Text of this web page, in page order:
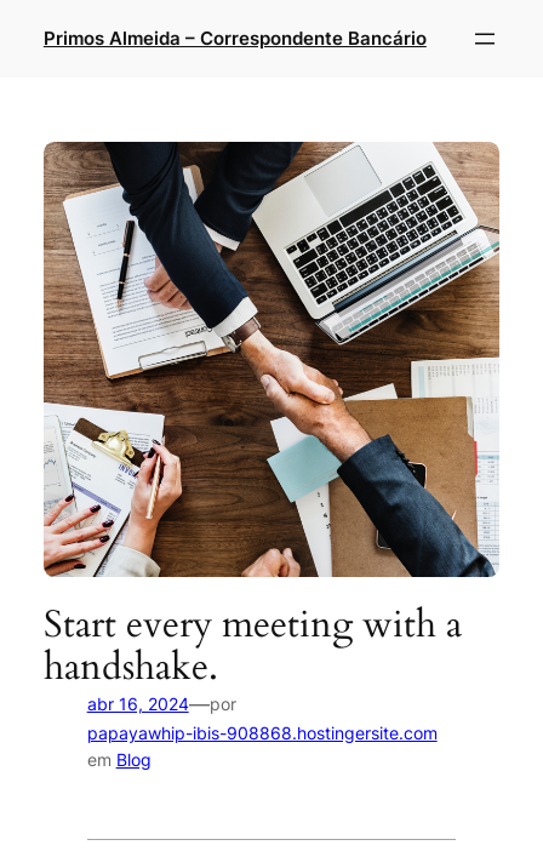
Primos Almeida – Correspondente Bancário
Start every meeting with a
handshake.
abr 16, 2024—por
papayawhip-ibis-908868.hostingersite.com
em Blog